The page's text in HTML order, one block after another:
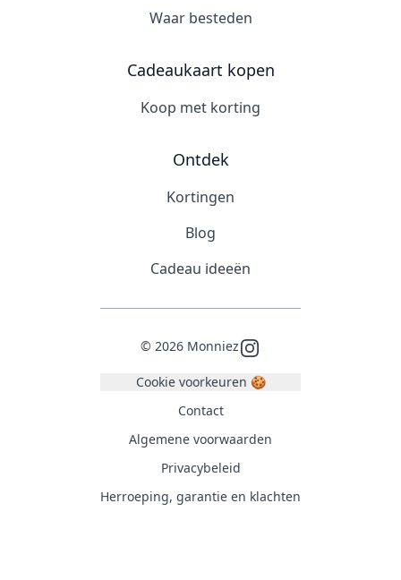
Waar besteden
Cadeaukaart kopen
Koop met korting
Ontdek
Kortingen
Blog
Cadeau ideeën
© 2026 MonniezInstagram
Cookie voorkeuren 🍪
Contact
Algemene voorwaarden
Privacybeleid
Herroeping, garantie en klachten